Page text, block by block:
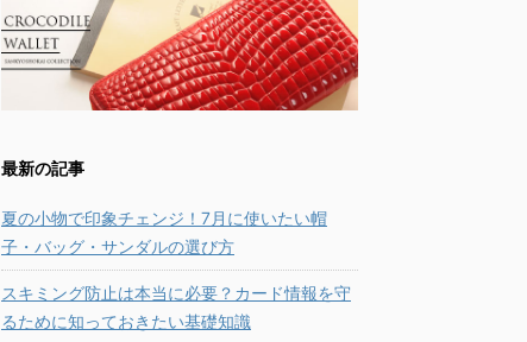
最新の記事
夏の小物で印象チェンジ！7月に使いたい帽
子・バッグ・サンダルの選び方
スキミング防止は本当に必要？カード情報を守
るために知っておきたい基礎知識